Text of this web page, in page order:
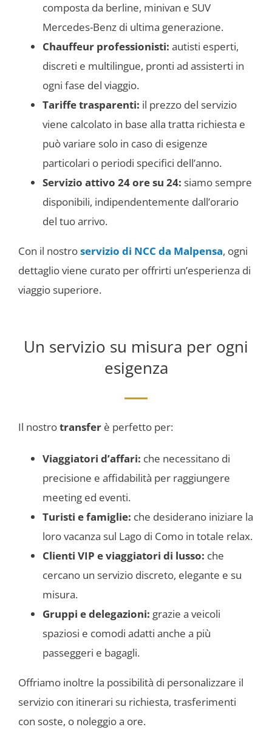
composta da berline, minivan e SUV
Mercedes-Benz di ultima generazione.
Chauffeur professionisti: autisti esperti,
discreti e multilingue, pronti ad assisterti in
ogni fase del viaggio.
Tariffe trasparenti: il prezzo del servizio
viene calcolato in base alla tratta richiesta e
può variare solo in caso di esigenze
particolari o periodi specifici dell’anno.
Servizio attivo 24 ore su 24: siamo sempre
disponibili, indipendentemente dall’orario
del tuo arrivo.
Con il nostroservizio di NCC da Malpensa, ogni
dettaglio viene curato per offrirti un’esperienza di
viaggio superiore.
Un servizio su misura per ogni
esigenza
Il nostrotransfer è perfetto per:
Viaggiatori d’affari: che necessitano di
precisione e affidabilità per raggiungere
meeting ed eventi.
Turisti e famiglie: che desiderano iniziare la
loro vacanza sul Lago di Como in totale relax.
Clienti VIP e viaggiatori di lusso: che
cercano un servizio discreto, elegante e su
misura.
Gruppi e delegazioni: grazie a veicoli
spaziosi e comodi adatti anche a più
passeggeri e bagagli.
Offriamo inoltre la possibilità di personalizzare il
servizio con itinerari su richiesta, trasferimenti
con soste, o noleggio a ore.